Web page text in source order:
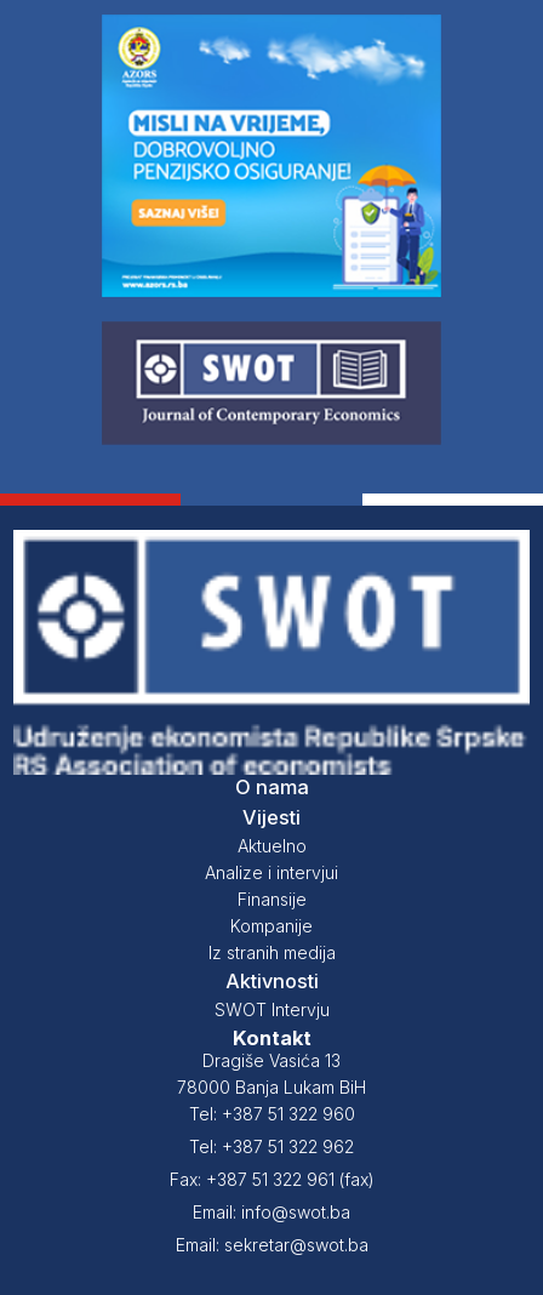
O nama
Vijesti
Aktuelno
Analize i intervjui
Finansije
Kompanije
Iz stranih medija
Aktivnosti
SWOT Intervju
Kontakt
Dragiše Vasića 13
78000 Banja Lukam BiH
Tel: +387 51 322 960
Tel: +387 51 322 962
Fax: +387 51 322 961 (fax)
Email: info@swot.ba
Email: sekretar@swot.ba